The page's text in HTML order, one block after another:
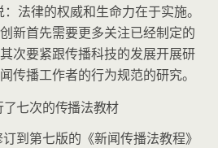
法律的权威和生命力在于实施。
新首先需要更多关注已经制定的
次要紧跟传播科技的发展开展研
传播工作者的行为规范的研究。
七次的传播法教材
到第七版的《新闻传播法教程》